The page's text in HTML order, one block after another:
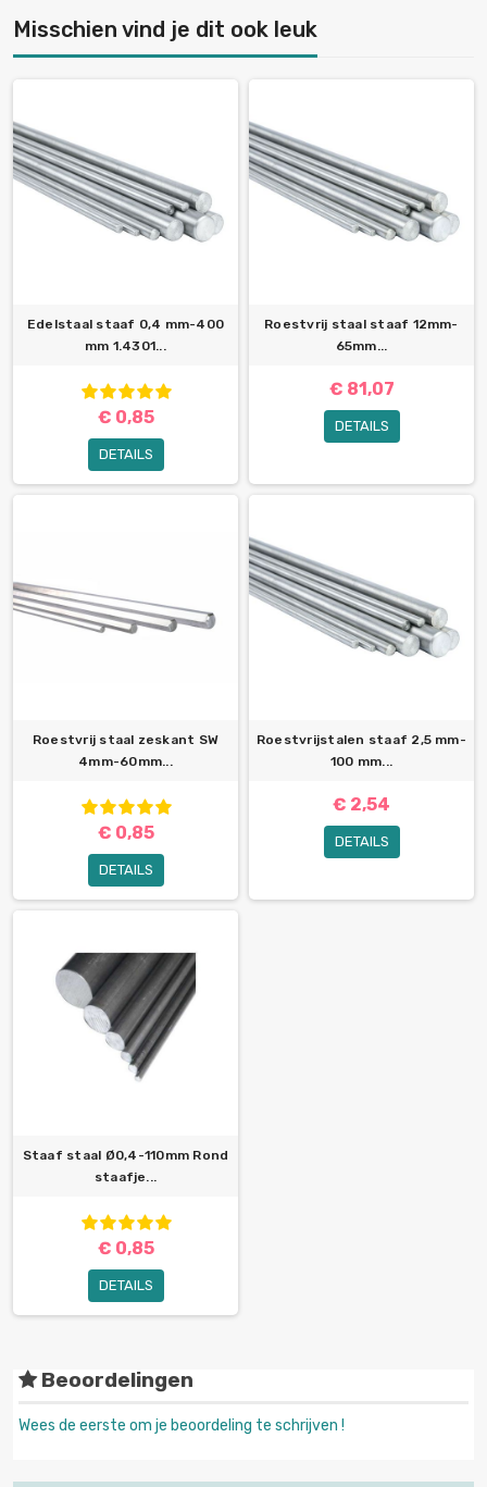
Misschien vind je dit ook leuk
Edelstaal staaf 0,4 mm-400
mm 1.4301...
€ 0,85
DETAILS
Roestvrij staal staaf 12mm-
65mm...
€ 81,07
DETAILS
Roestvrij staal zeskant SW
4mm-60mm...
€ 0,85
DETAILS
Roestvrijstalen staaf 2,5 mm-
100 mm...
€ 2,54
DETAILS
Staaf staal Ø0,4-110mm Rond
staafje...
€ 0,85
DETAILS
Beoordelingen
Wees de eerste om je beoordeling te schrijven !